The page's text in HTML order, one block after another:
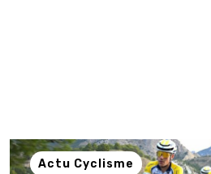
Actu Cyclisme